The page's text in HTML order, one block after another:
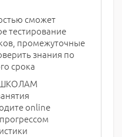
сможет
тестирование
промежуточные
знания по
срока
ШКОЛАМ
online